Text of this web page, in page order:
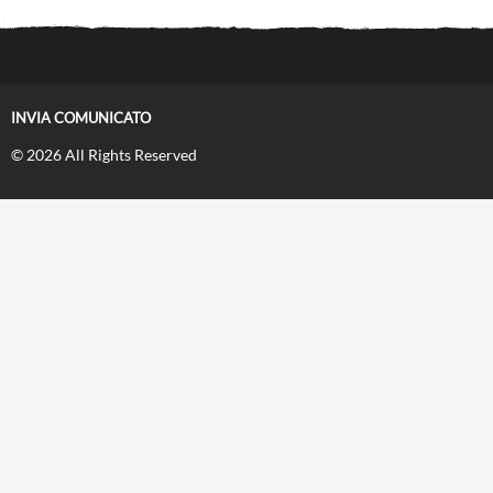
INVIA COMUNICATO
© 2026 All Rights Reserved